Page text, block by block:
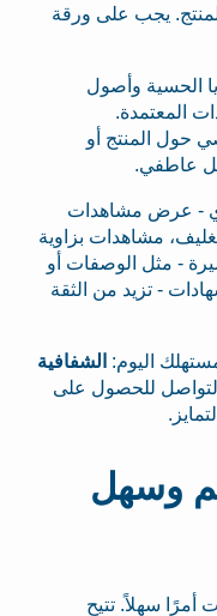
يجب على ورقة
الحسية وأصول
المعتمدة.
حول المنتج أو
عاطفي.
- عرض مشاهدات
مشاهدات بزاوية
- مثل الوصفات أو
- تزيد من الثقة
اليوم: الشفافية
للحصول على
وسهل
أمرًا سهلاً. تتيح